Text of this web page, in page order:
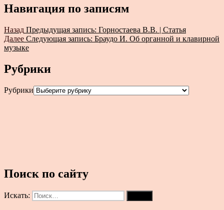
Навигация по записям
Назад Предыдущая запись: Горностаева В.В. | Статья
Далее Следующая запись: Браудо И. Об органной и клавирной
музыке
Рубрики
Рубрики
Поиск по сайту
Искать: